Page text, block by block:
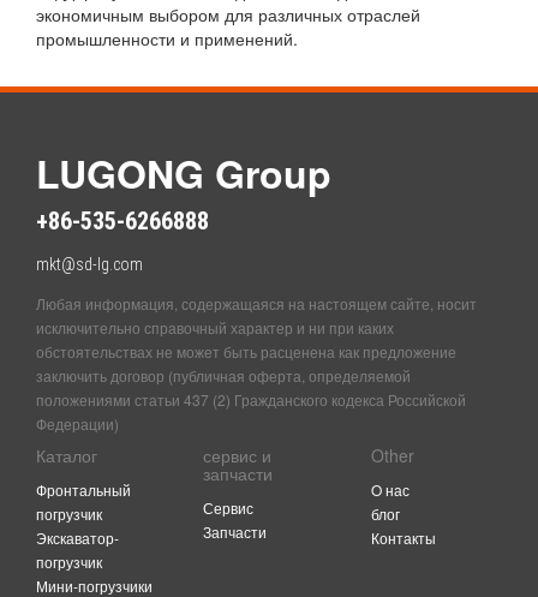
экономичным выбором для различных отраслей
промышленности и применений.
LUGONG Group
+86-535-6266888
mkt@sd-lg.com
Любая информация, содержащаяся на настоящем сайте, носит
исключительно справочный характер и ни при каких
обстоятельствах не может быть расценена как предложение
заключить договор (публичная оферта, определяемой
положениями статьи 437 (2) Гражданского кодекса Российской
Федерации)
Каталог
Фронтальный
погрузчик
Экскаватор-
погрузчик
Мини-погрузчики
сервис и
запчасти
Сервис
Запчасти
Other
O нас
блог
Контакты